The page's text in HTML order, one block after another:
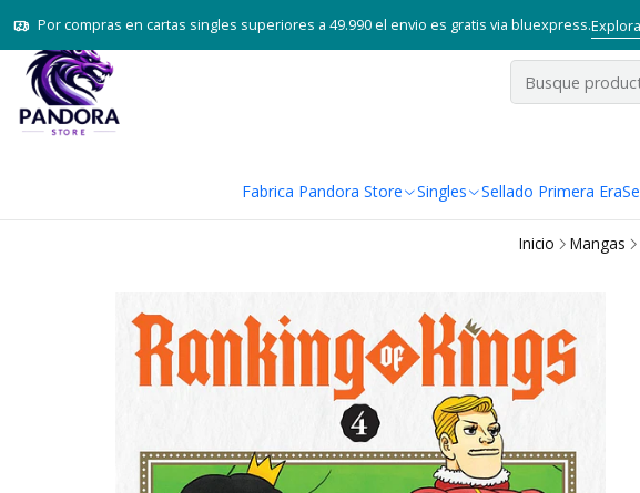
Fabrica Pandora Store Singles Sellado Primera Era
Por compras en cartas singles superiores a 49.990 el envio es gratis via bluexpress.
Inicio Mangas